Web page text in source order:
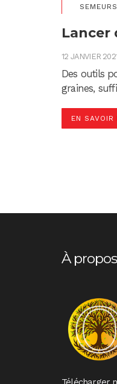
SEMEURS
Lancer
12 JANVIER
Des outils
graines,
EN SAVOIR
À propos